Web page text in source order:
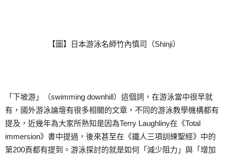
【圖】日本游泳名師竹內慎司（Shinji）
「下坡游」（swimming downhill）這個詞，在游泳當中很早就
有，國外游泳論壇有很多相關的文章，不同的游泳教學機構都有
提及，近幾年為大家所熟知是因為Terry Laughliny在《Total
immersion》書中提過，後來甚至在《鐵人三項訓練聖經》中的
第200頁都有提到。游泳探討的就是如何「減少阻力」與「增加